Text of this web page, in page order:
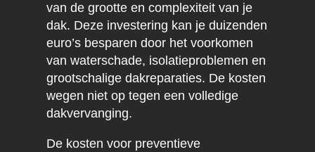
van de grootte en complexiteit van je
dak. Deze investering kan je duizenden
euro’s besparen door het voorkomen
van waterschade, isolatieproblemen en
grootschalige dakreparaties. De kosten
wegen niet op tegen een volledige
dakvervanging.
De kosten voor preventieve